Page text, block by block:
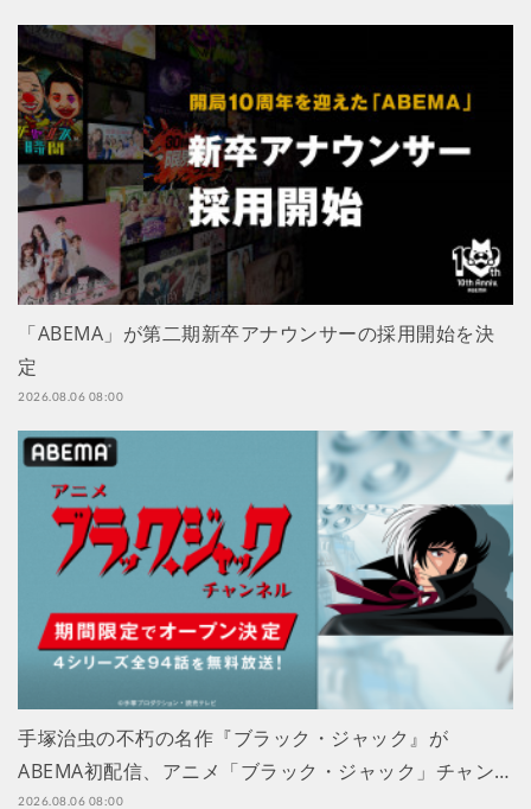
「ABEMA」が第二期新卒アナウンサーの採用開始を決
定
2026.08.06 08:00
手塚治虫の不朽の名作『ブラック・ジャック』が
ABEMA初配信、アニメ「ブラック・ジャック」チャン…
2026.08.06 08:00